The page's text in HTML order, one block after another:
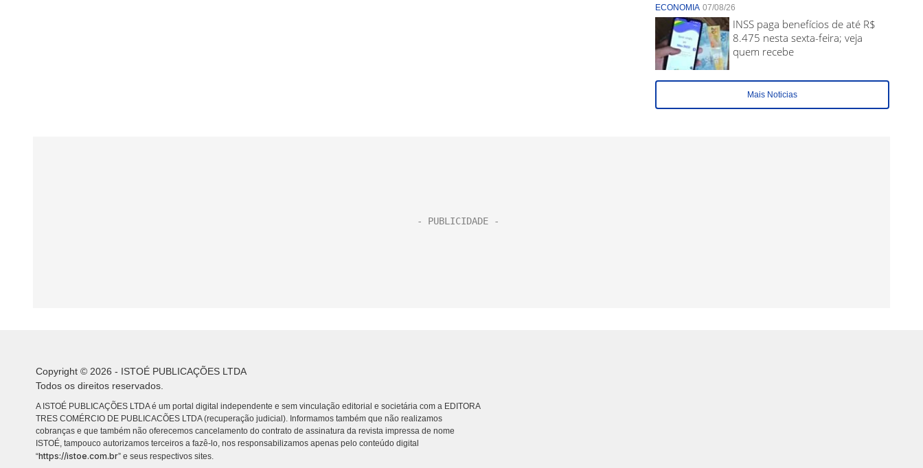
ECONOMIA 07/08/26
INSS paga benefícios de até R$
8.475 nesta sexta-feira; veja
quem recebe
Mais Noticias
Copyright © 2026 - ISTOÉ PUBLICAÇÕES LTDA
Todos os direitos reservados.
A ISTOÉ PUBLICAÇÕES LTDA é um portal digital independente e sem vinculação editorial e societária com a EDITORA
TRES COMÉRCIO DE PUBLICACÕES LTDA (recuperação judicial). Informamos também que não realizamos
cobranças e que também não oferecemos cancelamento do contrato de assinatura da revista impressa de nome
ISTOÉ, tampouco autorizamos terceiros a fazê-lo, nos responsabilizamos apenas pelo conteúdo digital
“https://istoe.com.br” e seus respectivos sites.